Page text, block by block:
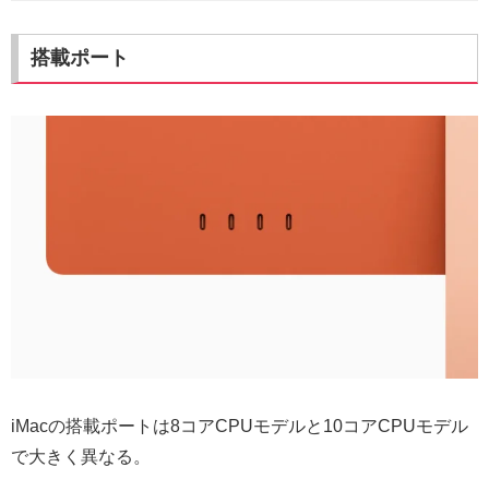
搭載ポート
iMacの搭載ポートは8コアCPUモデルと10コアCPUモデル
で大きく異なる。